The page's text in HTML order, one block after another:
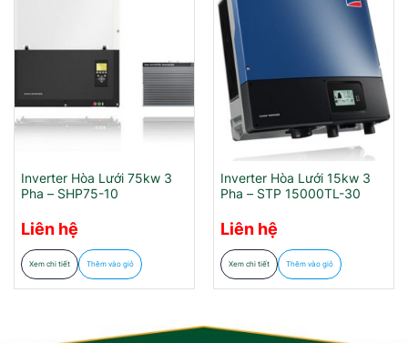
Inverter Hòa Lưới 75kw 3
Pha – SHP75-10
Liên hệ
Xem chi tiết Thêm vào giỏ
Inverter Hòa Lưới 15kw 3
Pha – STP 15000TL-30
Liên hệ
Xem chi tiết Thêm vào giỏ